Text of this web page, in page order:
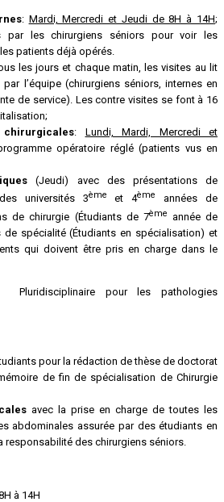
: Mardi, Mercredi et Jeudi de 8H à 14H;
par les chirurgiens séniors pour voir les
patients déjà opérés.
les jours et chaque matin, les visites au lit
l’équipe (chirurgiens séniors, internes en
de service). Les contre visites se font à 16
: Lundi, Mardi, Mercredi et
opératoire réglé (patients vus en
(Jeudi) avec des présentations de
universités 3ème et 4ème
années de
de chirurgie (Étudiants de 7ème année de
spécialité (Étudiants en spécialisation) et
qui doivent être pris en charge dans le
Pluridisciplinaire pour les pathologies
pour la rédaction de thèse de doctorat
de fin de spécialisation de Chirurgie
avec la prise en charge de toutes les
abdominales assurée par des étudiants en
responsabilité des chirurgiens séniors.
à 14H